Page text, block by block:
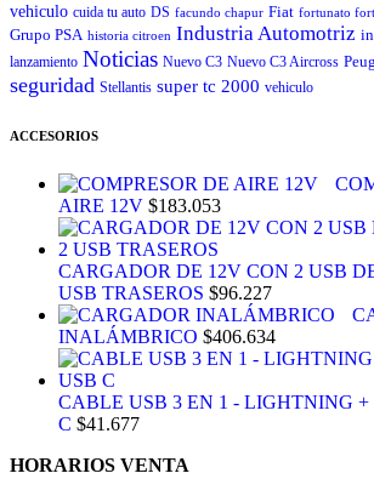
vehiculo cuida tu auto DS facundo chapur Fiat fortunato
Grupo PSA historia citroen Industria Automotriz
lanzamiento Noticias Nuevo C3 Nuevo C3 Aircross
seguridad Stellantis super tc 2000 vehiculo
ACCESORIOS
AIRE 12V $183.053
CARGADOR DE 12V CON 2 USB
USB TRASEROS $96.227
INALÁMBRICO $406.634
CABLE USB 3 EN 1 - LIGHTNING +
C $41.677
HORARIOS VENTA